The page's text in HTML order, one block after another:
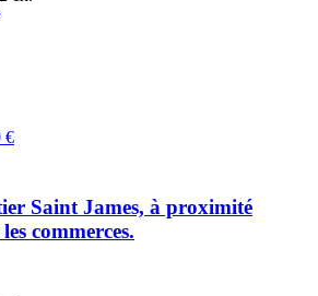
€
Saint James, à proximité
commerces.